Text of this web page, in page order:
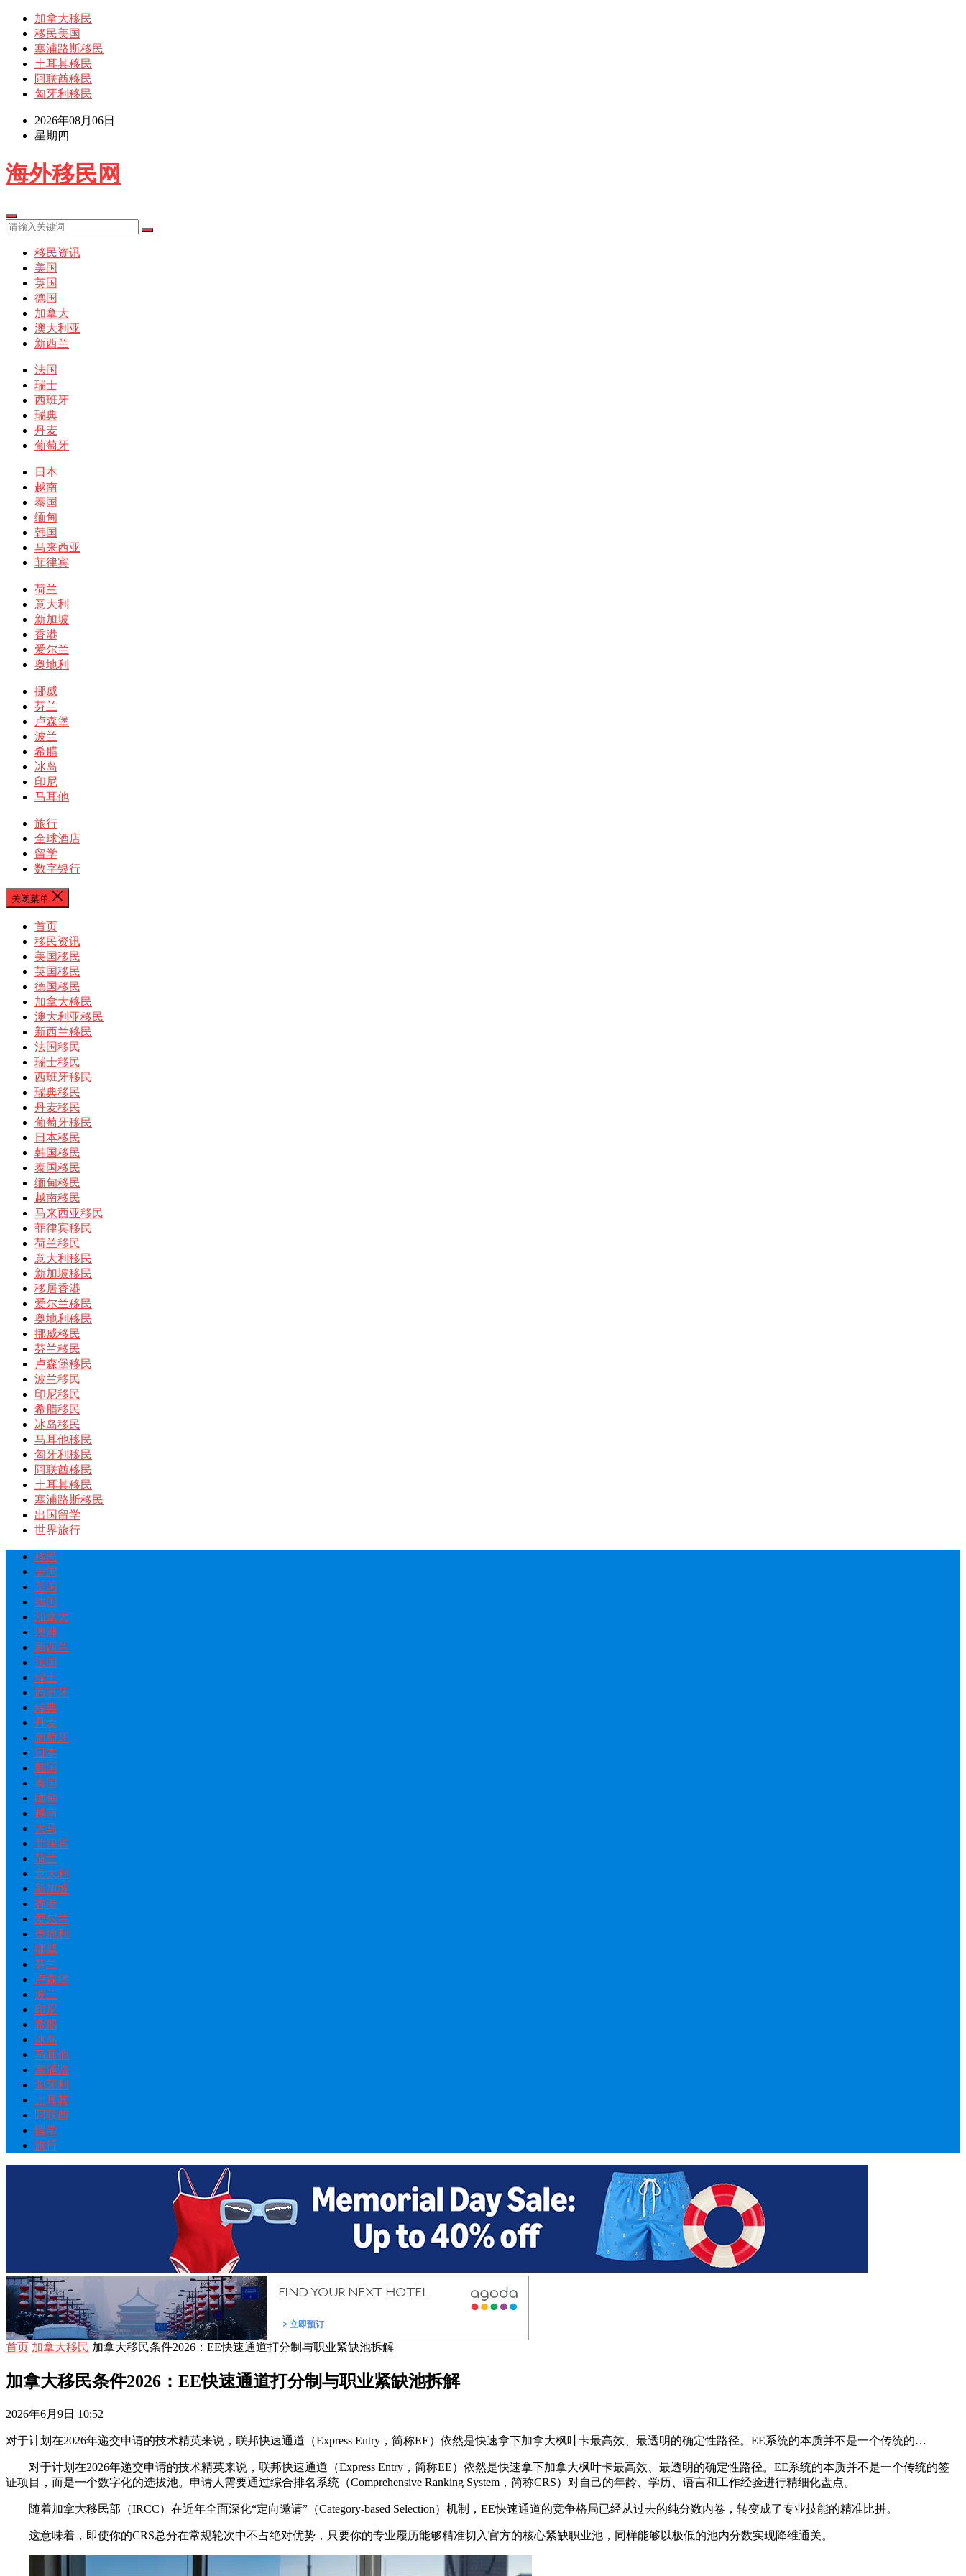
加拿大移民
移民美国
塞浦路斯移民
土耳其移民
阿联酋移民
匈牙利移民
2026年08月06日
星期四
海外移民网
移民资讯
美国
英国
德国
加拿大
澳大利亚
新西兰
法国
瑞士
西班牙
瑞典
丹麦
葡萄牙
日本
越南
泰国
缅甸
韩国
马来西亚
菲律宾
荷兰
意大利
新加坡
香港
爱尔兰
奥地利
挪威
芬兰
卢森堡
波兰
希腊
冰岛
印尼
马耳他
旅行
全球酒店
留学
数字银行
关闭菜单
首页
移民资讯
美国移民
英国移民
德国移民
加拿大移民
澳大利亚移民
新西兰移民
法国移民
瑞士移民
西班牙移民
瑞典移民
丹麦移民
葡萄牙移民
日本移民
韩国移民
泰国移民
缅甸移民
越南移民
马来西亚移民
菲律宾移民
荷兰移民
意大利移民
新加坡移民
移居香港
爱尔兰移民
奥地利移民
挪威移民
芬兰移民
卢森堡移民
波兰移民
印尼移民
希腊移民
冰岛移民
马耳他移民
匈牙利移民
阿联酋移民
土耳其移民
塞浦路斯移民
出国留学
世界旅行
移民
美国
英国
德国
加拿大
澳洲
新西兰
法国
瑞士
西班牙
瑞典
丹麦
葡萄牙
日本
韩国
泰国
缅甸
越南
大马
菲律宾
荷兰
意大利
新加坡
香港
爱尔兰
奥地利
挪威
芬兰
卢森堡
波兰
印尼
希腊
冰岛
马耳他
塞浦路
匈牙利
土耳其
阿联酋
留学
旅行
首页 加拿大移民 加拿大移民条件2026：EE快速通道打分制与职业紧缺池拆解
加拿大移民条件2026：EE快速通道打分制与职业紧缺池拆解
2026年6月9日 10:52
对于计划在2026年递交申请的技术精英来说，联邦快速通道（Express Entry，简称EE）依然是快速拿下加拿大枫叶卡最高效、最透明的确定性路径。EE系统的本质并不是一个传统的…
对于计划在2026年递交申请的技术精英来说，联邦快速通道（Express Entry，简称EE）依然是快速拿下加拿大枫叶卡最高效、最透明的确定性路径。EE系统的本质并不是一个传统的签
证项目，而是一个数字化的选拔池。申请人需要通过综合排名系统（Comprehensive Ranking System，简称CRS）对自己的年龄、学历、语言和工作经验进行精细化盘点。
随着加拿大移民部（IRCC）在近年全面深化“定向邀请”（Category-based Selection）机制，EE快速通道的竞争格局已经从过去的纯分数内卷，转变成了专业技能的精准比拼。
这意味着，即使你的CRS总分在常规轮次中不占绝对优势，只要你的专业履历能够精准切入官方的核心紧缺职业池，同样能够以极低的池内分数实现降维通关。